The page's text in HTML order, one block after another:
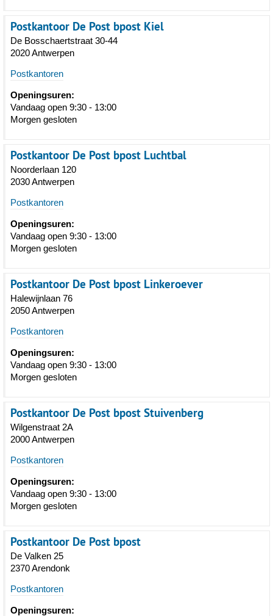
Postkantoor De Post bpost Kiel
De Bosschaertstraat 30-44
2020 Antwerpen
Postkantoren
Openingsuren:
Vandaag open 9:30 - 13:00
Morgen gesloten
Postkantoor De Post bpost Luchtbal
Noorderlaan 120
2030 Antwerpen
Postkantoren
Openingsuren:
Vandaag open 9:30 - 13:00
Morgen gesloten
Postkantoor De Post bpost Linkeroever
Halewijnlaan 76
2050 Antwerpen
Postkantoren
Openingsuren:
Vandaag open 9:30 - 13:00
Morgen gesloten
Postkantoor De Post bpost Stuivenberg
Wilgenstraat 2A
2000 Antwerpen
Postkantoren
Openingsuren:
Vandaag open 9:30 - 13:00
Morgen gesloten
Postkantoor De Post bpost
De Valken 25
2370 Arendonk
Postkantoren
Openingsuren: